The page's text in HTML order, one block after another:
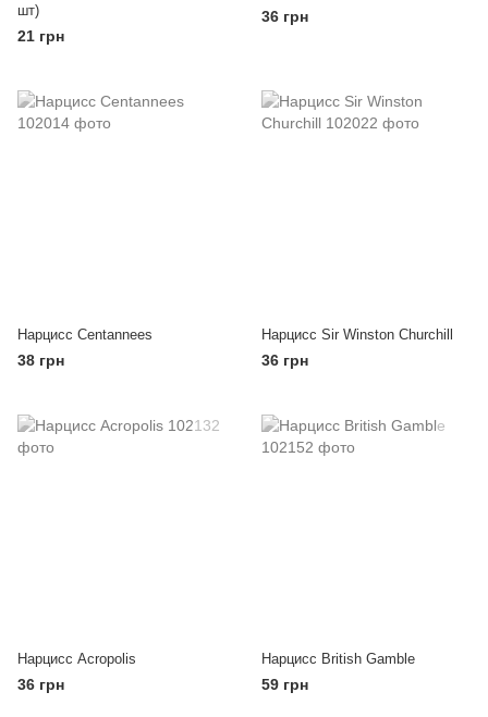
шт)
21 грн
36 грн
Нарцисс Centannees
38 грн
Нарцисс Sir Winston Churchill
36 грн
Нарцисс Acropolis
36 грн
Нарцисс British Gamble
59 грн